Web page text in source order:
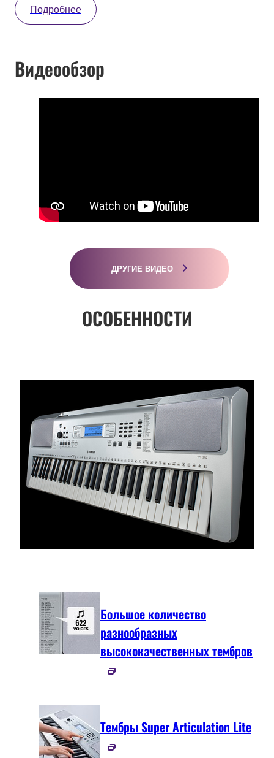
Подробнее
Видеообзор
ДРУГИЕ ВИДЕО
ОСОБЕННОСТИ
Большое количество
разнообразных
высококачественных тембров
Тембры Super Articulation Lite